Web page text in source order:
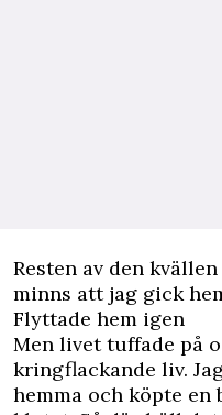
Resten av den
minns att jag gick
Flyttade hem igen
Men livet tuffade på
kringflackande liv.
hemma och köpte